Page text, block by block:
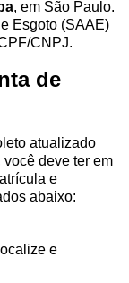
, em São Paulo.
Esgoto (SAAE)
CNPJ.
de
atualizado
você deve ter em
e
abaixo:
e